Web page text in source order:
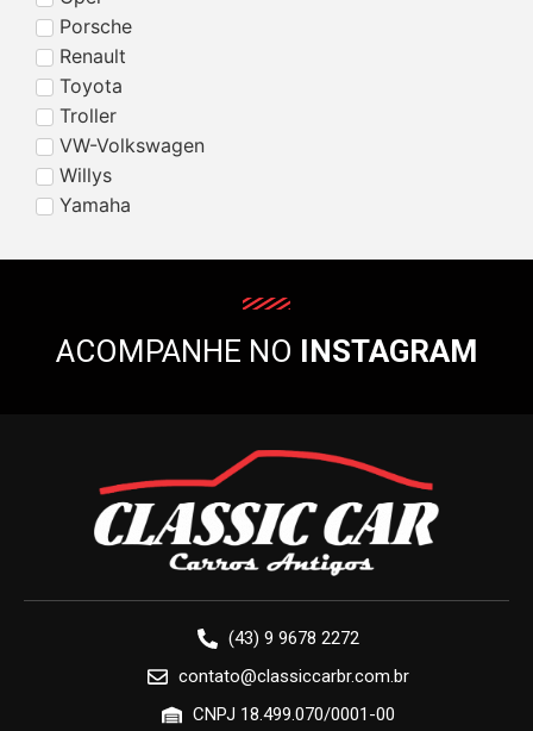
Porsche
Renault
Toyota
Troller
VW-Volkswagen
Willys
Yamaha
ACOMPANHE NO INSTAGRAM
(43) 9 9678 2272
contato@classiccarbr.com.br
CNPJ 18.499.070/0001-00